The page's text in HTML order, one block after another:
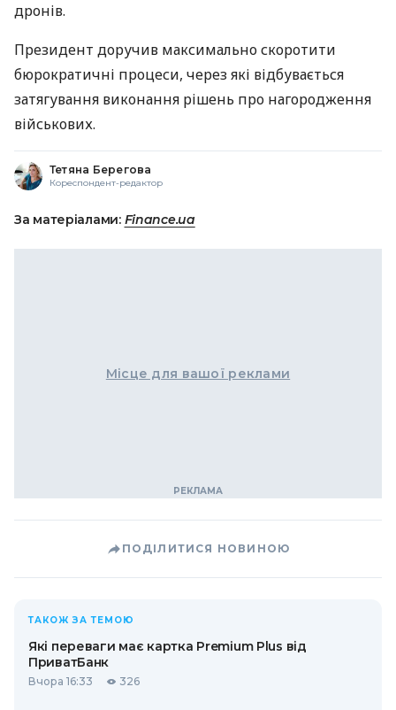
дронів.
Президент доручив максимально скоротити
бюрократичні процеси, через які відбувається
затягування виконання рішень про нагородження
військових.
Тетяна Берегова
Кореспондент-редактор
За матеріалами: Finance.ua
Місце для вашої реклами
ПОДІЛИТИСЯ НОВИНОЮ
ТАКОЖ ЗА ТЕМОЮ
Які переваги має картка Premium Plus від
ПриватБанк
Вчора 16:33 326